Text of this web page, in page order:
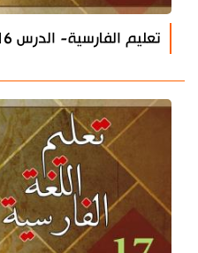
تعليم الفارسية- الدرس 16- عزيمة السفر